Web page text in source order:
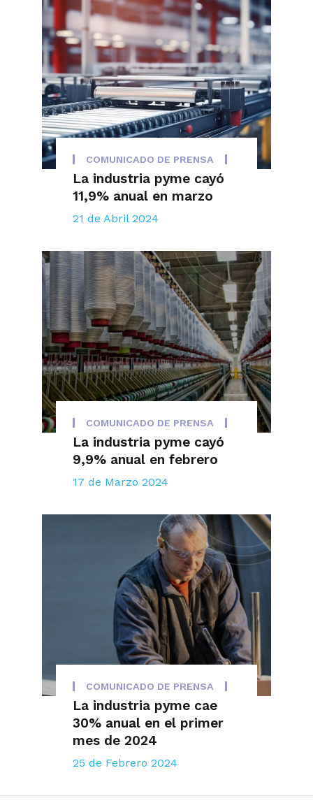
COMUNICADO DE PRENSA
La industria pyme cayó
11,9% anual en marzo
21 de Abril 2024
COMUNICADO DE PRENSA
La industria pyme cayó
9,9% anual en febrero
17 de Marzo 2024
COMUNICADO DE PRENSA
La industria pyme cae
30% anual en el primer
mes de 2024
25 de Febrero 2024